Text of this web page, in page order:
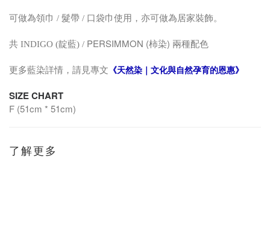
可做為領巾 / 髮帶 / 口袋巾使用，亦可做為居家裝飾。
共 INDIGO (靛藍) / PERSIMMON (柿染) 兩種配色
更多藍染詳情，請見專文 《天然染｜文化與自然孕育的恩惠》
SIZE CHART
F (51cm * 51cm)
了解更多